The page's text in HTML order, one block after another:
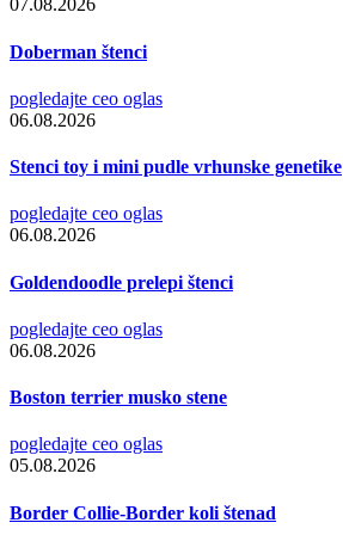
07.08.2026
Doberman štenci
pogledajte ceo oglas
06.08.2026
Stenci toy i mini pudle vrhunske genetike
pogledajte ceo oglas
06.08.2026
Goldendoodle prelepi štenci
pogledajte ceo oglas
06.08.2026
Boston terrier musko stene
pogledajte ceo oglas
05.08.2026
Border Collie-Border koli štenad